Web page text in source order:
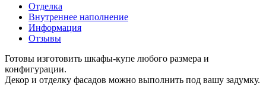
Отделка
Внутреннее наполнение
Информация
Отзывы
Готовы изготовить шкафы-купе любого размера и
конфигурации.
Декор и отделку фасадов можно выполнить под вашу задумку.